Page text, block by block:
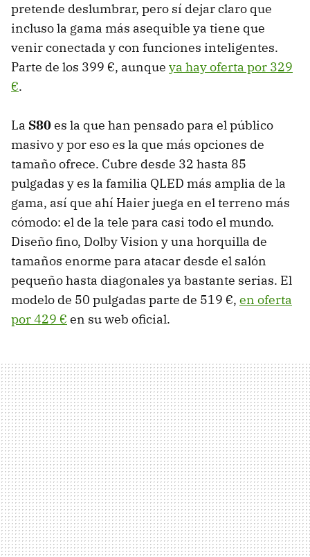
pretende deslumbrar, pero sí dejar claro que
incluso la gama más asequible ya tiene que
venir conectada y con funciones inteligentes.
Parte de los 399 €, aunque ya hay oferta por 329
€.
La S80es la que han pensado para el público
masivo y por eso es la que más opciones de
tamaño ofrece. Cubre desde 32 hasta 85
pulgadas y es la familia QLED más amplia de la
gama, así que ahí Haier juega en el terreno más
cómodo: el de la tele para casi todo el mundo.
Diseño fino, Dolby Vision y una horquilla de
tamaños enorme para atacar desde el salón
pequeño hasta diagonales ya bastante serias. El
modelo de 50 pulgadas parte de 519 €, en oferta
por 429 € en su web oficial.